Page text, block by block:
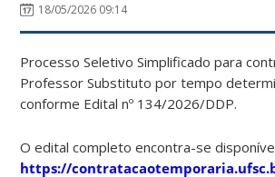
18/05/2026 09:14
Processo Seletivo Simplificado para
Professor Substituto por tempo
conforme Edital nº 134/2026/DDP.
O edital completo encontra-se
https://